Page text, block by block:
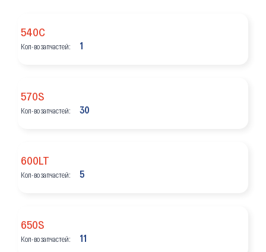
540C
Кол-во запчастей: 1
570S
Кол-во запчастей: 30
600LT
Кол-во запчастей: 5
650S
Кол-во запчастей: 11